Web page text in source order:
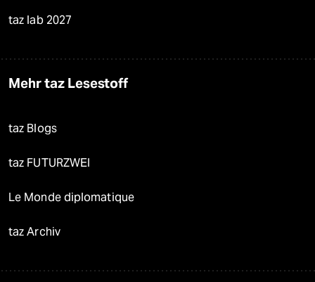
taz lab 2027
Mehr taz Lesestoff
taz Blogs
taz FUTURZWEI
Le Monde diplomatique
taz Archiv